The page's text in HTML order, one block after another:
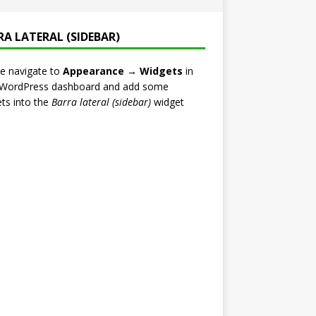
LATERAL (SIDEBAR)
navigate to Appearance → Widgets in
dashboard and add some
into the Barra lateral (sidebar)widget